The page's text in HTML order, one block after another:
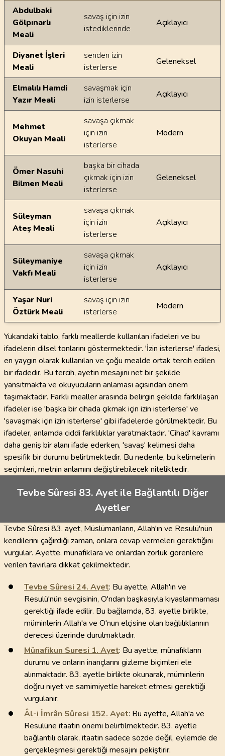
Ayetin meallerindeki dilsel farklılıklar
Abdulbaki
Gölpınarlı
Meali
savaş için izin
istediklerinde
Açıklayıcı
Diyanet İşleri
Meali
senden izin
isterlerse
Geleneksel
Elmalılı Hamdi
Yazır Meali
savaşmak için
izin isterlerse
Açıklayıcı
Mehmet
Okuyan Meali
savaşa çıkmak
için izin
isterlerse
Modern
Ömer Nasuhi
Bilmen Meali
başka bir cihada
çıkmak için izin
isterlerse
Geleneksel
Süleyman
Ateş Meali
savaşa çıkmak
için izin
isterlerse
Açıklayıcı
Süleymaniye
Vakfı Meali
savaşa çıkmak
için izin
isterlerse
Açıklayıcı
Yaşar Nuri
Öztürk Meali
savaş için izin
isterlerse
Modern
Yukarıdaki tablo, farklı meallerde kullanılan ifadeleri ve bu
ifadelerin dilsel tonlarını göstermektedir. 'İzin isterlerse' ifadesi,
en yaygın olarak kullanılan ve çoğu mealde ortak tercih edilen
bir ifadedir. Bu tercih, ayetin mesajını net bir şekilde
yansıtmakta ve okuyucuların anlaması açısından önem
taşımaktadır. Farklı mealler arasında belirgin şekilde farklılaşan
ifadeler ise 'başka bir cihada çıkmak için izin isterlerse' ve
'savaşmak için izin isterlerse' gibi ifadelerde görülmektedir. Bu
ifadeler, anlamda ciddi farklılıklar yaratmaktadır. 'Cihad' kavramı
daha geniş bir alanı ifade ederken, 'savaş' kelimesi daha
spesifik bir durumu belirtmektedir. Bu nedenle, bu kelimelerin
seçimleri, metnin anlamını değiştirebilecek niteliktedir.
Tevbe Sûresi 83. Ayet ile Bağlantılı Diğer
Ayetler
Tevbe Sûresi 83. ayet, Müslümanların, Allah'ın ve Resulü'nün
kendilerini çağırdığı zaman, onlara cevap vermeleri gerektiğini
vurgular. Ayette, münafıklara ve onlardan zorluk görenlere
verilen tavırlara dikkat çekilmektedir.
Tevbe Sûresi 24. Ayet: Bu ayette, Allah'ın ve
Resulü'nün sevgisinin, O'ndan başkasıyla kıyaslanmaması
gerektiği ifade edilir. Bu bağlamda, 83. ayetle birlikte,
müminlerin Allah'a ve O'nun elçisine olan bağlılıklarının
derecesi üzerinde durulmaktadır.
Münafikun Suresi 1. Ayet: Bu ayette, münafıkların
durumu ve onların inançlarını gizleme biçimleri ele
alınmaktadır. 83. ayetle birlikte okunarak, müminlerin
doğru niyet ve samimiyetle hareket etmesi gerektiği
vurgulanır.
Âl-i İmrân Sûresi 152. Ayet: Bu ayette, Allah'a ve
Resulüne itaatin önemi belirtilmektedir. 83. ayetle
bağlantılı olarak, itaatin sadece sözde değil, eylemde de
gerçekleşmesi gerektiği mesajını pekiştirir.